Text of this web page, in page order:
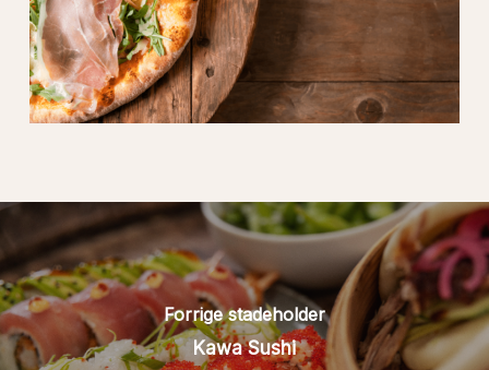
Forrige stadeholder
Kawa Sushi